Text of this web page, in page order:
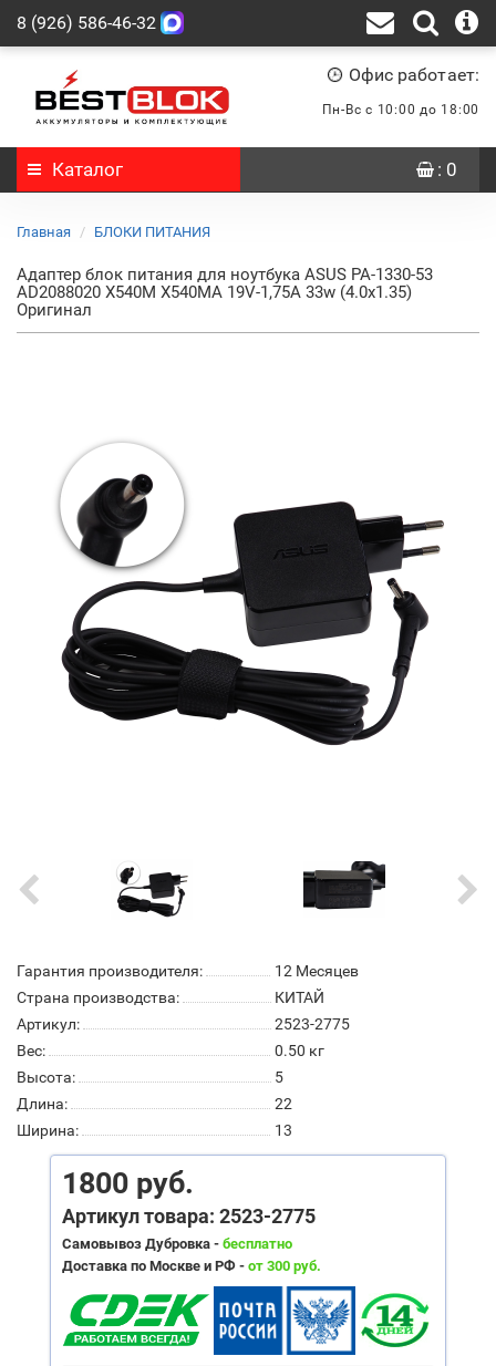
8 (926) 586-46-32
Офис работает:
Пн-Вс с 10:00 до 18:00
Каталог : 0
Главная БЛОКИ ПИТАНИЯ
Адаптер блок питания для ноутбука ASUS PA-1330-53
AD2088020 X540M X540MA 19V-1,75A 33w (4.0x1.35)
Оригинал
Гарантия производителя:
12 Месяцев
Страна производства:
КИТАЙ
Артикул:
2523-2775
Вес:
0.50 кг
Высота:
5
Длина:
22
Ширина:
13
1800 руб.
Артикул товара: 2523-2775
Самовывоз Дубровка - бесплатно
Доставка по Москве и РФ - от 300 руб.